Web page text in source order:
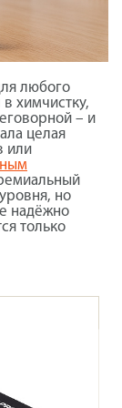
любого
химчистку,
– и
целая
или
но
надёжно
только